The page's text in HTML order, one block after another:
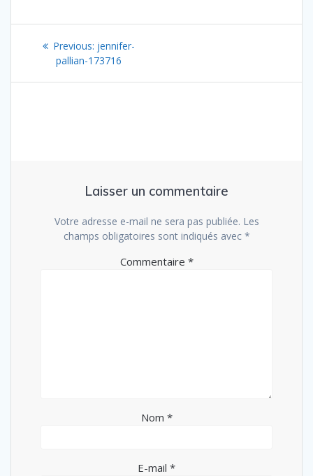
Navigation
Previous: Previous
post:
jennifer-
pallian-173716
Laisser un commentaire
Votre adresse e-mail ne sera pas publiée. Les
champs obligatoires sont indiqués avec *
Commentaire *
Nom *
E-mail *